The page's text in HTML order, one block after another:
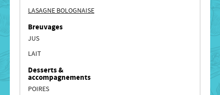
LASAGNE BOLOGNAISE
Breuvages
JUS
LAIT
Desserts &
accompagnements
POIRES